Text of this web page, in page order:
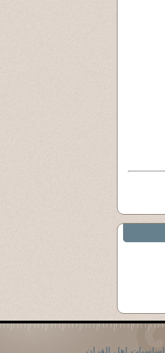
اساسيات اهل القران